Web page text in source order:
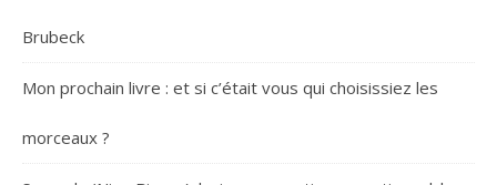
Brubeck
Mon prochain livre : et si c’était vous qui choisissiez les
morceaux ?